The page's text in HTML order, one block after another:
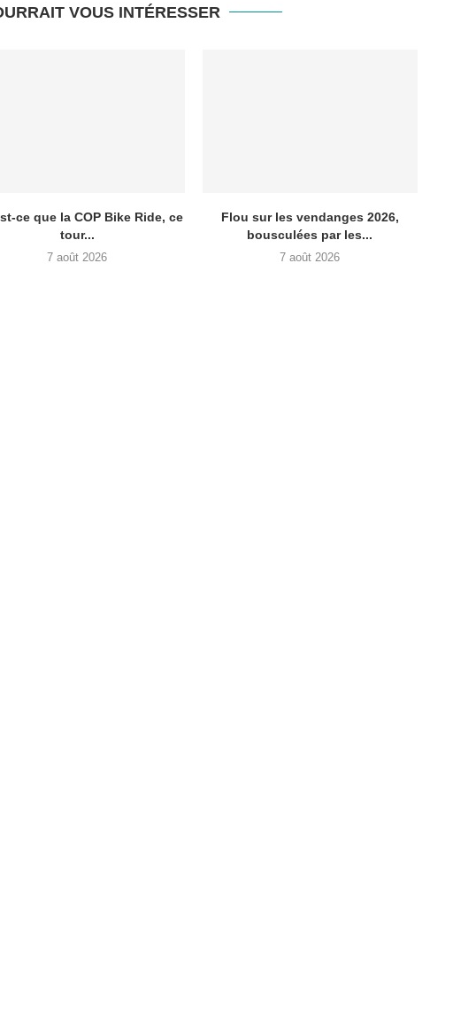
VOUS INTÉRESSER
ce que la COP Bike Ride, ce
tour...
7 août 2026
Flou sur les vendanges 2026,
bousculées par les...
7 août 2026